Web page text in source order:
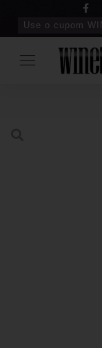
Use o cupom